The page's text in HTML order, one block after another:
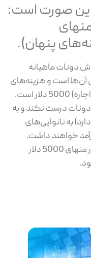
صورت است:
پنهان).
دونات ماهیانه
آن‌ها است و هزینه‌های
عملیاتی ماهانه آن‌ها (برای مواد اولیه و اجاره) 5000 دلار است.
درست نکند و به
به نانوایی‌های
ماهیانه 2500 دلار درآمد خواهند داشت.
بنابراین، سود اقتصادی آنها 10000 دلار منهای 5000 دلار